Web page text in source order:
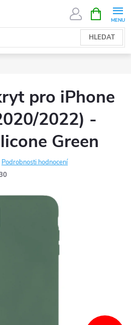
HLEDAT
NÁKUPNÍ
KOŠÍK
pro iPhone
2022) -
Green
Podrobnosti hodnocení